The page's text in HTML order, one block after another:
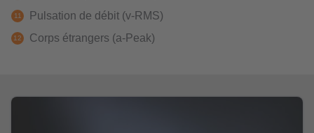
Pulsation de débit (v-RMS)
Corps étrangers (a-Peak)